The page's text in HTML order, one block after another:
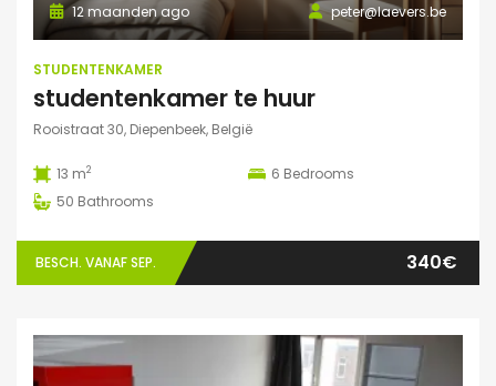
peter@laevers.be
12 maanden ago
STUDENTENKAMER
studentenkamer te huur
Rooistraat 30, Diepenbeek, België
13 m2 6 Bedrooms
50 Bathrooms
BESCH. VANAF SEP. 340€